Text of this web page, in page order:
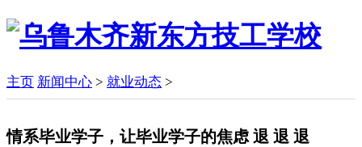
主页 新闻中心 > 就业动态 >
情系毕业学子，让毕业学子的焦虑 退 退 退